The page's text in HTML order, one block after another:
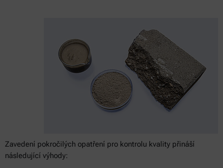
Zavedení pokročilých opatření pro kontrolu kvality přináší
následující výhody: